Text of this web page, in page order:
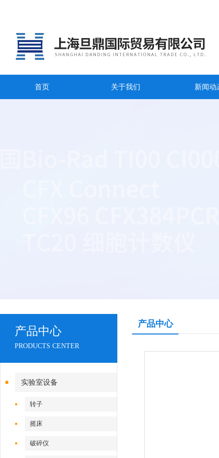
首页 关于我们 新闻动
产品中心
PRODUCTS CENTER
实验室设备
转子
摇床
破碎仪
产品中心